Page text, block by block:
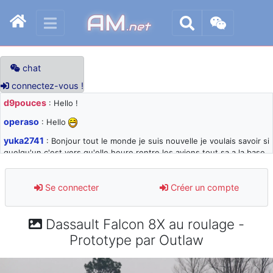
AM.net
chat
connectez-vous !
d9pouces : Hello !
operaso : Hello
yuka2741 : Bonjour tout le monde je suis nouvelle je voulais savoir si
quelqu'un c'est vers qu'elle heure rentre les avions tout sa a la base
d9pouces: désolé pour les quelques blocages du site ces derniers
jours : je teste des méthodes contre le spam et les bots trop nocifs
paxwax: Super, la nouvelle bannière
: je suis un avion@,._,+ > lesquels ? je ne suis pas sûr de
Se connecter Créer un compte
Dassault Falcon 8X au roulage -
Prototype par Outlaw